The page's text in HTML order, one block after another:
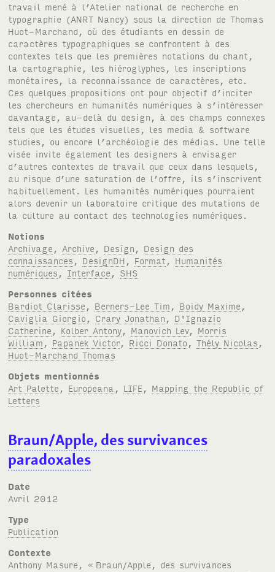
Notions
Archivage
Archive Design
Design des
connaissances
DesignDH Format
Humanités
numériques
Interface
SHS
Personnes citées
Bardiot Clarisse
Berners-Lee Tim Boidy Maxime
Caviglia Giorgio
Crary Jonathan
D'Ignazio
Catherine
Kolber Antony Manovich Lev, Morris
William
Papanek Victor, Ricci Donato ,Thély Nicolas
Huot-Marchand Thomas
Objets mentionnés
Art Palette
Europeana LIFE
Mapping the Republic of
Letters
Braun/Apple, des survivances
paradoxales
Date
avril 2012
Type
Publication
Contexte
Anthony Masure, « Braun/Apple, des survivances